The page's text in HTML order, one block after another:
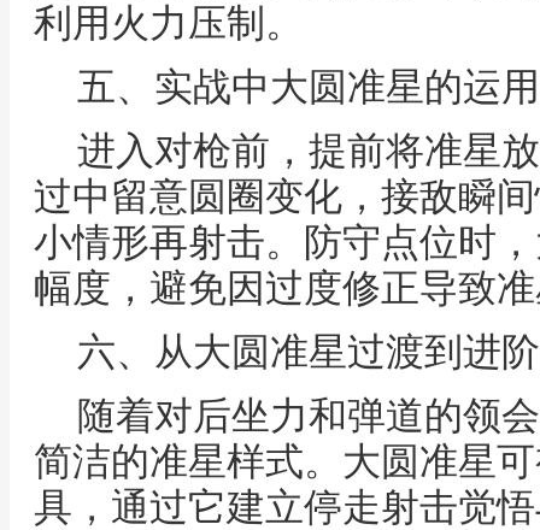
利用火力压制。
五、实战中大圆准星的运
进入对枪前，提前将准星
过中留意圆圈变化，接敌瞬
小情形再射击。防守点位时
幅度，避免因过度修正导致
六、从大圆准星过渡到进
随着对后坐力和弹道的领
简洁的准星样式。大圆准星
具，通过它建立停走射击觉